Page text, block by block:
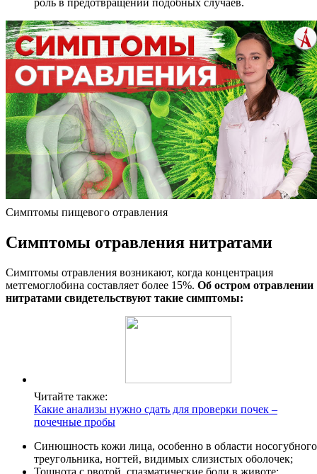
роль в предотвращении подобных случаев.
Симптомы пищевого отравления
Симптомы отравления нитратами
Симптомы отравления возникают, когда концентрация
метгемоглобина составляет более 15%. Об остром отравлении
нитратами свидетельствуют такие симптомы:
Читайте также:
Какие анализы нужно сдать для проверки почек –
почечные пробы
Синюшность кожи лица, особенно в области носогубного
треугольника, ногтей, видимых слизистых оболочек;
Тошнота с рвотой, спазматические боли в животе;